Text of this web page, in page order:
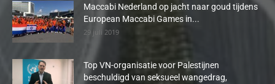
Maccabi Nederland op jacht naar goud tijdens
European Maccabi Games in...
29 juli 2019
Top VN-organisatie voor Palestijnen
beschuldigd van seksueel wangedrag,